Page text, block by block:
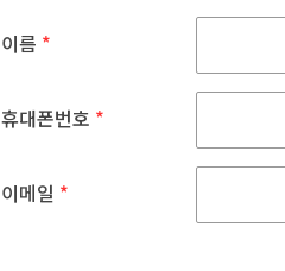
이름 *
휴대폰번호 *
이메일 *